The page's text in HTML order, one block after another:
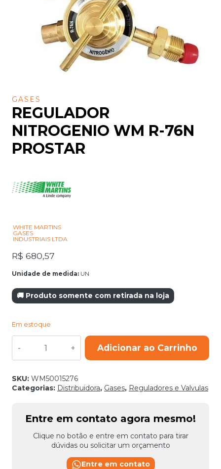
GASES
REGULADOR
NITROGENIO WM R-76N
PROSTAR
WHITE MARTINS
GASES
INDUSTRIAIS LTDA
R$ 680,57
Unidade de medida: UN
🚚 Produto somente com retirada na loja
Em estoque
NITROGENIO
WM
76N
PROSTAR
Adicionar ao Carrinho
SKU: WM50015276
Categorias: Distribuidora, Gases, Reguladores e Valvulas
Entre em contato agora mesmo!
Clique no botão e entre em contato para tirar
dúvidas ou solicitar um orçamento
Entre em contato